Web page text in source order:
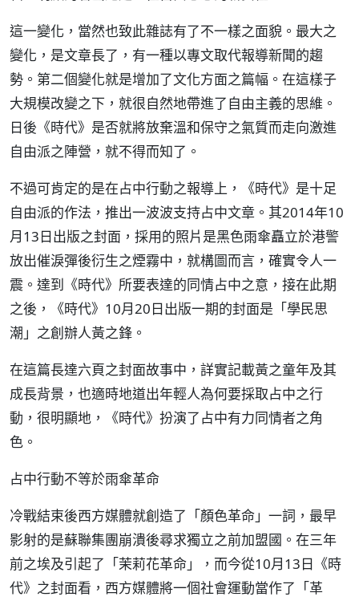
這一變化，當然也致此雜誌有了不一樣之面貌。最大之
變化，是文章長了，有一種以專文取代報導新聞的趨
勢。第二個變化就是增加了文化方面之篇幅。在這樣子
大規模改變之下，就很自然地帶進了自由主義的思維。
日後《時代》是否就將放棄溫和保守之氣質而走向激進
自由派之陣營，就不得而知了。
不過可肯定的是在占中行動之報導上，《時代》是十足
自由派的作法，推出一波波支持占中文章。其2014年10
月13日出版之封面，採用的照片是黑色雨傘矗立於港警
放出催淚彈後衍生之煙霧中，就構圖而言，確實令人一
震。達到《時代》所要表達的同情占中之意，接在此期
之後，《時代》10月20日出版一期的封面是「學民思
潮」之創辦人黃之鋒。
在這篇長達六頁之封面故事中，詳實記載黃之童年及其
成長背景，也適時地道出年輕人為何要採取占中之行
動，很明顯地，《時代》扮演了占中有力同情者之角
色。
占中行動不等於雨傘革命
冷戰結束後西方媒體就創造了「顏色革命」一詞，最早
影射的是蘇聯集團崩潰後尋求獨立之前加盟國。在三年
前之埃及引起了「茉莉花革命」，而今從10月13日《時
代》之封面看，西方媒體將一個社會運動當作了「革